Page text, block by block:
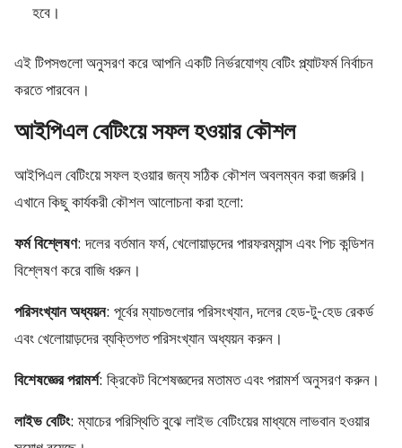
হবে।
এই টিপসগুলো অনুসরণ করে আপনি একটি নির্ভরযোগ্য বেটিং প্ল্যাটফর্ম নির্বাচন
করতে পারবেন।
আইপিএল বেটিংয়ে সফল হওয়ার কৌশল
আইপিএল বেটিংয়ে সফল হওয়ার জন্য সঠিক কৌশল অবলম্বন করা জরুরি।
এখানে কিছু কার্যকরী কৌশল আলোচনা করা হলো:
ফর্ম বিশ্লেষণ: দলের বর্তমান ফর্ম, খেলোয়াড়দের পারফরম্যান্স এবং পিচ কন্ডিশন
বিশ্লেষণ করে বাজি ধরুন।
পরিসংখ্যান অধ্যয়ন: পূর্বের ম্যাচগুলোর পরিসংখ্যান, দলের হেড-টু-হেড রেকর্ড
এবং খেলোয়াড়দের ব্যক্তিগত পরিসংখ্যান অধ্যয়ন করুন।
বিশেষজ্ঞের পরামর্শ: ক্রিকেট বিশেষজ্ঞদের মতামত এবং পরামর্শ অনুসরণ করুন।
লাইভ বেটিং: ম্যাচের পরিস্থিতি বুঝে লাইভ বেটিংয়ের মাধ্যমে লাভবান হওয়ার